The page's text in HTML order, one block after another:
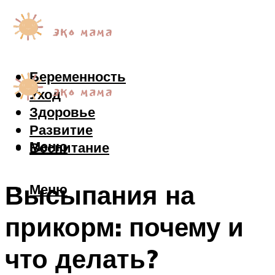
Беременность
Уход
Здоровье
Развитие
Воспитание
Меню
Меню
Высыпания на
прикорм: почему и
что делать?